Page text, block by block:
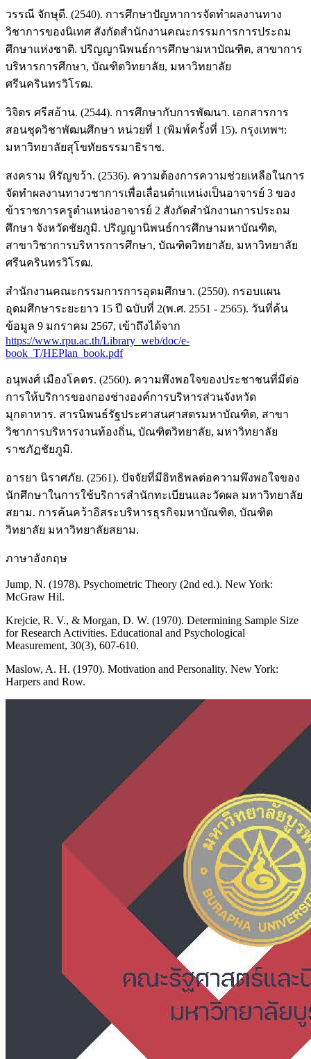
วรรณี จักษุดี. (2540). การศึกษาปัญหาการจัดทำผลงานทาง
วิชาการของนิเทศ สังกัดสำนักงานคณะกรรมการการประถม
ศึกษาแห่งชาติ. ปริญญานิพนธ์การศึกษามหาบัณฑิต, สาขาการ
บริหารการศึกษา, บัณฑิตวิทยาลัย, มหาวิทยาลัย
ศรีนครินทรวิโรฒ.
วิจิตร ศรีสอ้าน. (2544). การศึกษากับการพัฒนา. เอกสารการ
สอนชุดวิชาพัฒนศึกษา หน่วยที่ 1 (พิมพ์ครั้งที่ 15). กรุงเทพฯ:
มหาวิทยาลัยสุโขทัยธรรมาธิราช.
สงคราม หิรัญขว้า. (2536). ความต้องการความช่วยเหลือในการ
จัดทำผลงานทางวชาการเพื่อเลื่อนตำแหน่งเป็นอาจารย์ 3 ของ
ข้าราชการครูตำแหน่งอาจารย์ 2 สังกัดสำนักงานการประถม
ศึกษา จังหวัดชัยภูมิ. ปริญญานิพนธ์การศึกษามหาบัณฑิต,
สาขาวิชาการบริหารการศึกษา, บัณฑิตวิทยาลัย, มหาวิทยาลัย
ศรีนครินทรวิโรฒ.
สำนักงานคณะกรรมการการอุดมศึกษา. (2550). กรอบแผน
อุดมศึกษาระยะยาว 15 ปี ฉบับที่ 2(พ.ศ. 2551 - 2565). วันที่ค้น
ข้อมูล 9 มกราคม 2567, เข้าถึงได้จาก
https://www.rpu.ac.th/Library_web/doc/e-
book_T/HEPlan_book.pdf
อนุพงศ์ เมืองโคตร. (2560). ความพึงพอใจของประชาชนที่มีต่อ
การให้บริการของกองช่างองค์การบริหารส่วนจังหวัด
มุกดาหาร. สารนิพนธ์รัฐประศาสนศาสตรมหาบัณฑิต, สาขา
วิชาการบริหารงานท้องถิ่น, บัณฑิตวิทยาลัย, มหาวิทยาลัย
ราชภัฏชัยภูมิ.
อารยา นิราศภัย. (2561). ปัจจัยที่มีอิทธิพลต่อความพึงพอใจของ
นักศึกษาในการใช้บริการสำนักทะเบียนและวัดผล มหาวิทยาลัย
สยาม. การค้นคว้าอิสระบริหารธุรกิจมหาบัณฑิต, บัณฑิต
วิทยาลัย มหาวิทยาลัยสยาม.
ภาษาอังกฤษ
Jump, N. (1978). Psychometric Theory (2nd ed.). New York:
McGraw Hil.
Krejcie, R. V., & Morgan, D. W. (1970). Determining Sample Size
for Research Activities. Educational and Psychological
Measurement, 30(3), 607-610.
Maslow, A. H. (1970). Motivation and Personality. New York:
Harpers and Row.